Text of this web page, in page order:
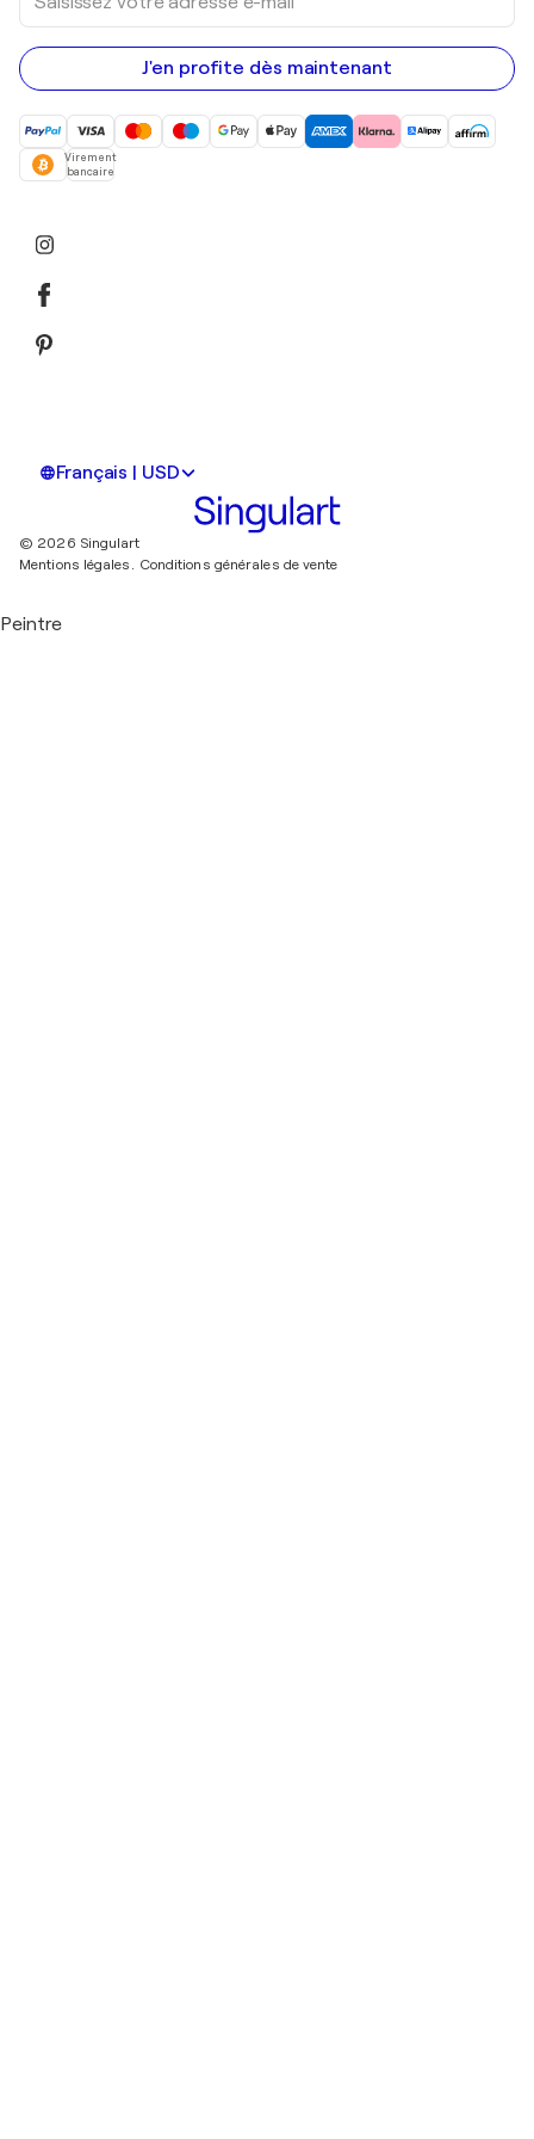
votre
adresse
e-
mail
J'en profite dès maintenant
Virement
bancaire
Français | USD
© 2026 Singulart
Mentions légales.
Conditions générales de vente
Peintre